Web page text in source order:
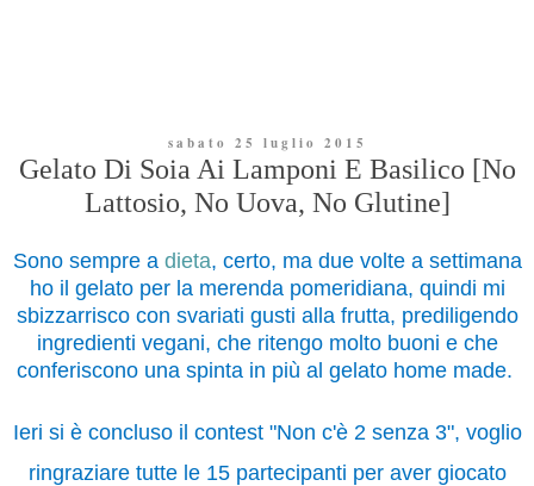
sabato 25 luglio 2015
Gelato Di Soia Ai Lamponi E Basilico [No
Lattosio, No Uova, No Glutine]
Sono sempre a dieta, certo, ma due volte a settimana
ho il gelato per la merenda pomeridiana, quindi mi
sbizzarrisco con svariati gusti alla frutta, prediligendo
ingredienti vegani, che ritengo molto buoni e che
conferiscono una spinta in più al gelato home made.
Ieri si è concluso il contest "Non c'è 2 senza 3", voglio
ringraziare tutte le 15 partecipanti per aver giocato